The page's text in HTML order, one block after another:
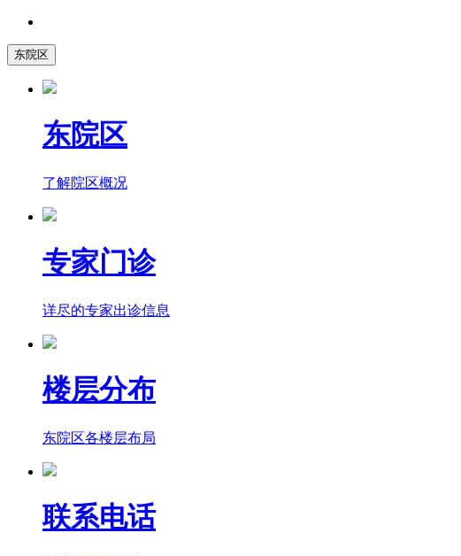
东院区
东院区
了解院区概况
专家门诊
详尽的专家出诊信息
楼层分布
东院区各楼层布局
联系电话